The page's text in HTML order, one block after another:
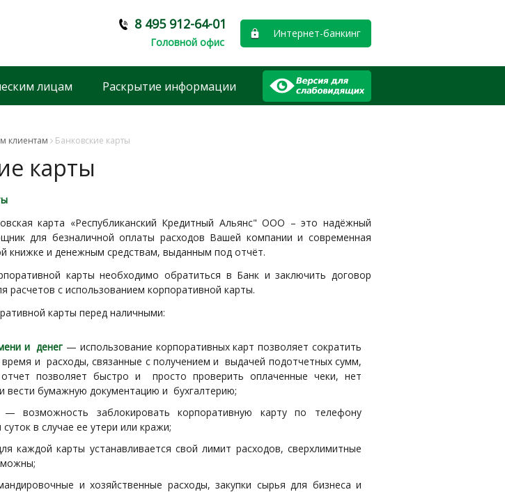
Головной офис
8 495 912-64-01
Интернет-банкинг
лицам Раскрытие информации
клиентам Банковские карты
карты
карта «Республиканский Кредитный Альянс" ООО – это надёжный
для безналичной оплаты расходов Вашей компании и современная
книжке и денежным средствам, выданным под отчёт.
карты необходимо обратиться в Банк и заключить договор
расчетов с использованием корпоративной карты.
карты перед наличными:
и денег — использование корпоративных карт позволяет сократить
и расходы, связанные с получением и выдачей подотчетных сумм,
позволяет быстро и просто проверить оплаченные чеки, нет
вести бумажную документацию и бухгалтерию;
— возможность заблокировать корпоративную карту по телефону
в случае ее утери или кражи;
каждой карты устанавливается свой лимит расходов, сверхлимитные
и хозяйственные расходы, закупки сырья для бизнеса и